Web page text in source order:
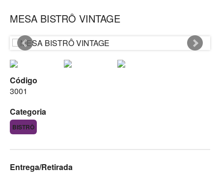
MESA BISTRÔ VINTAGE
Código
3001
Categoria
BISTRÔ
Entrega/Retirada